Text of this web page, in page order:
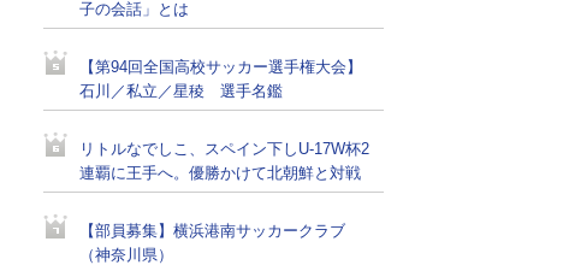
子の会話」とは
【第94回全国高校サッカー選手権大会】
石川／私立／星稜 選手名鑑
リトルなでしこ、スペイン下しU-17W杯2
連覇に王手へ。優勝かけて北朝鮮と対戦
【部員募集】横浜港南サッカークラブ
（神奈川県）